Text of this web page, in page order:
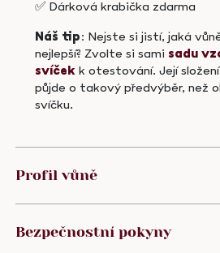
✅ Dárková krabička zdarma
Náš tip: Nejste si jistí, jaká
nejlepší? Zvolte si sami sadu
svíček k otestování. Její
půjde o takový předvýběr, než
svíčku.
Profil vůně
Bezpečnostní pokyny